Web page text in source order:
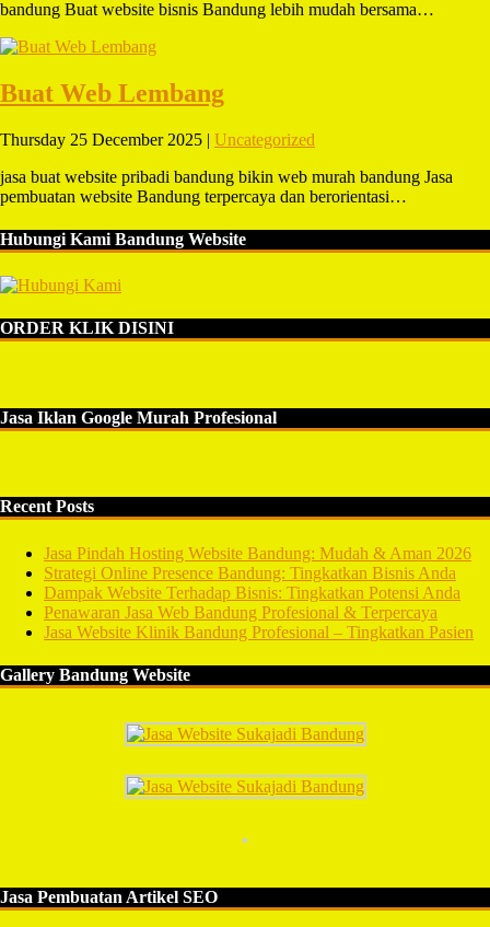
bandung Buat website bisnis Bandung lebih mudah bersama…
Buat Web Lembang
Thursday 25 December 2025 | Uncategorized
jasa buat website pribadi bandung bikin web murah bandung Jasa
pembuatan website Bandung terpercaya dan berorientasi…
Hubungi Kami Bandung Website
ORDER KLIK DISINI
Jasa Iklan Google Murah Profesional
Recent Posts
Jasa Pindah Hosting Website Bandung: Mudah & Aman 2026
Strategi Online Presence Bandung: Tingkatkan Bisnis Anda
Dampak Website Terhadap Bisnis: Tingkatkan Potensi Anda
Penawaran Jasa Web Bandung Profesional & Terpercaya
Jasa Website Klinik Bandung Profesional – Tingkatkan Pasien
Gallery Bandung Website
Jasa Pembuatan Artikel SEO